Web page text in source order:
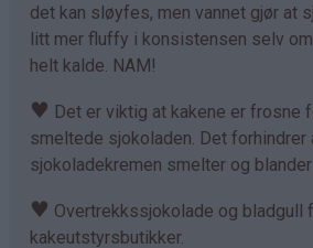
det kan sløyfes, men vannet gjør at
litt mer fluffy i konsistensen selv
helt kalde. NAM!
♥ Det er viktig at kakene er frosne
smeltede sjokoladen. Det forhindrer
sjokoladekremen smelter og
♥ Overtrekkssjokolade og bladgull
kakeutstyrsbutikker.